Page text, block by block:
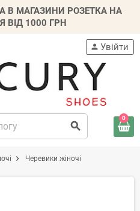
В МАГАЗИНИ РОЗЕТКА НА
ВІД 1000 ГРН
search
person Увійти
0
chevron_right Черевики жіночі